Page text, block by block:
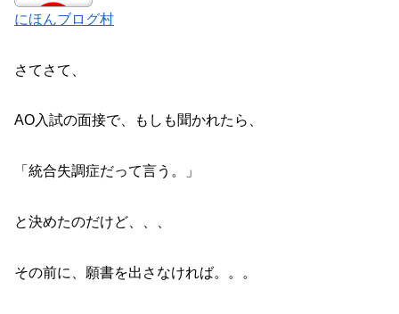
にほんブログ村
さてさて、
AO入試の面接で、もしも聞かれたら、
「統合失調症だって言う。」
と決めたのだけど、、、
その前に、願書を出さなければ。。。